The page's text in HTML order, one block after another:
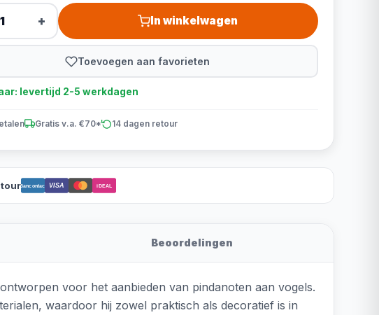
+ In winkelwagen
Toevoegen aan favorieten
levertijd 2-5 werkdagen
Gratis v.a. €70* 14 dagen retour
Bancontact VISA iDEAL
Beoordelingen
voor het aanbieden van pindanoten aan vogels.
waardoor hij zowel praktisch als decoratief is in